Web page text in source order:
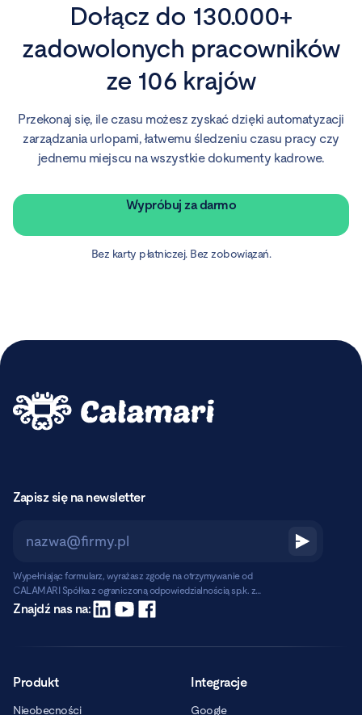
Dołącz do 130.000+
zadowolonych pracowników
ze 106 krajów
Przekonaj się, ile czasu możesz zyskać dzięki automatyzacji
zarządzania urlopami, łatwemu śledzeniu czasu pracy czy
jednemu miejscu na wszystkie dokumenty kadrowe.
Wypróbuj za darmo
Bez karty płatniczej. Bez zobowiązań.
Zapisz się na newsletter
Wypełniając formularz, wyrażasz zgodę na otrzymywanie od
CALAMARI Spółka z ograniczoną odpowiedzialnością sp.k. z
siedzibą w Warszawie, ul. Chmielna 2/31, 00-020 Warszawa,
informacji handlowych pocztą elektroniczną.
Czytaj dalej
Znajdź nas na:
Produkt
Nieobecności
Integracje
Google